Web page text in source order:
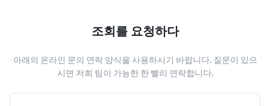
조회를 요청하다
아래의 온라인 문의 연락 양식을 사용하시기 바랍니다. 질문이 있으
시면 저희 팀이 가능한 한 빨리 연락합니다.